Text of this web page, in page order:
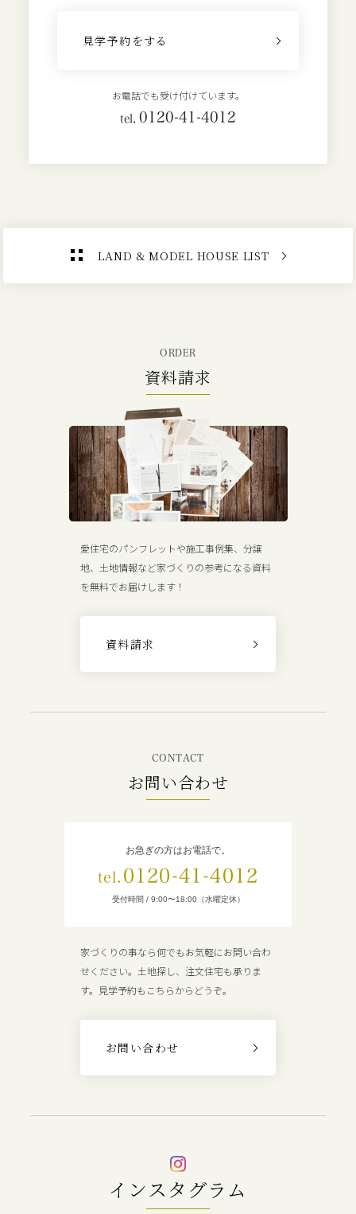
見学予約をする
お電話でも受け付けています。
tel. 0120-41-4012
LAND & MODEL HOUSE LIST
ORDER
資料請求
愛住宅のパンフレットや施工事例集、分譲
地、土地情報など家づくりの参考になる資料
を無料でお届けします！
資料請求
インスタグラム
CONTACT
お問い合わせ
お急ぎの方はお電話で。
tel. 0120-41-4012
受付時間 / 9:00〜18:00（水曜定休）
家づくりの事なら何でもお気軽にお問い合わ
せください。土地探し、注文住宅も承りま
す。見学予約もこちらからどうぞ。
お問い合わせ